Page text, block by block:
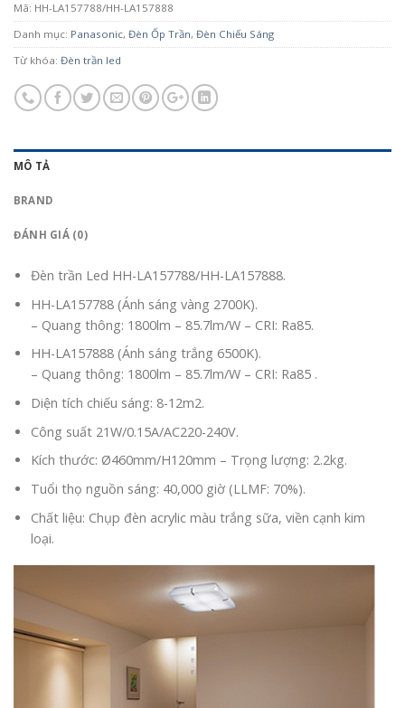
Mã: HH-LA157788/HH-LA157888
Danh mục: Panasonic, Đèn Ốp Trần, Đèn Chiếu Sáng
Từ khóa: Đèn trần led
MÔ TẢ
BRAND
ĐÁNH GIÁ (0)
Đèn trần Led HH-LA157788/HH-LA157888.
HH-LA157788 (Ánh sáng vàng 2700K).
– Quang thông: 1800lm – 85.7lm/W – CRI: Ra85.
HH-LA157888 (Ánh sáng trắng 6500K).
– Quang thông: 1800lm – 85.7lm/W – CRI: Ra85 .
Diện tích chiếu sáng: 8-12m2.
Công suất 21W/0.15A/AC220-240V.
Kích thước: Ø460mm/H120mm – Trọng lượng: 2.2kg.
Tuổi thọ nguồn sáng: 40,000 giờ (LLMF: 70%).
Chất liệu: Chụp đèn acrylic màu trắng sữa, viền cạnh kim
loại.